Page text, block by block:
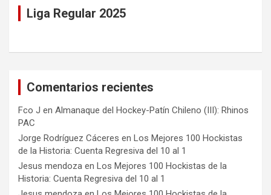
Liga Regular 2025
Comentarios recientes
Fco J en Almanaque del Hockey-Patín Chileno (III): Rhinos
PAC
Jorge Rodríguez Cáceres en Los Mejores 100 Hockistas
de la Historia: Cuenta Regresiva del 10 al 1
Jesus mendoza en Los Mejores 100 Hockistas de la
Historia: Cuenta Regresiva del 10 al 1